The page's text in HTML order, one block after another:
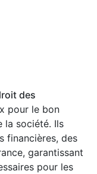
des
pour le bon
la société. Ils
financières, des
garantissant
pour les